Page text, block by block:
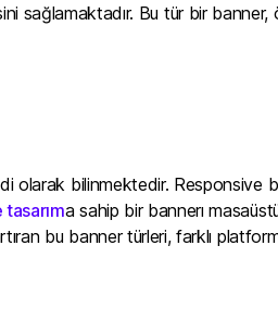
sağlamaktadır. Bu tür bir
bilinmektedir. Responsive
a sahip bir bannerı
bu banner türleri, farklı